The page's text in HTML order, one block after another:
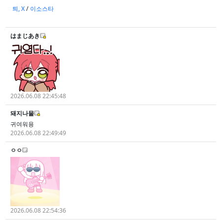
틔, X/ 이소스타
はまじあき
2026.06.08 22:45:48
돼지나물
귀여워용
2026.06.08 22:49:49
ㅇㅇ
2026.06.08 22:54:36